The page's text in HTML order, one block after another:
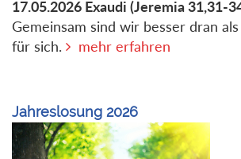
17.05.2026 Exaudi (Jeremia 31,31-
Gemeinsam sind wir besser dran
für sich.
mehr erfahren
Jahreslosung 2026